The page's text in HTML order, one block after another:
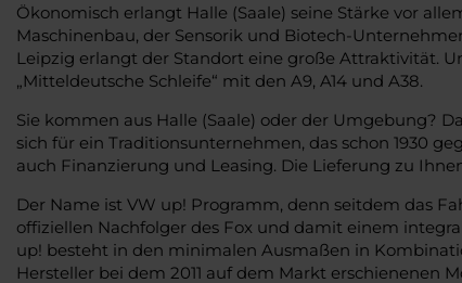
Ökonomisch erlangt Halle (Saale) seine Stärke vor
Maschinenbau, der Sensorik und Biotech-
Leipzig erlangt der Standort eine große Attraktivität.
„Mitteldeutsche Schleife“ mit den A9, A14 und A38.
Sie kommen aus Halle (Saale) oder der Umgebung?
sich für ein Traditionsunternehmen, das schon 1930
auch Finanzierung und Leasing. Die Lieferung zu
Der Name ist VW up! Programm, denn seitdem das
offiziellen Nachfolger des Fox und damit einem
up! besteht in den minimalen Ausmaßen in
Hersteller bei dem 2011 auf dem Markt erschienenen